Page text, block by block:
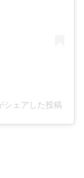
シェアした投稿